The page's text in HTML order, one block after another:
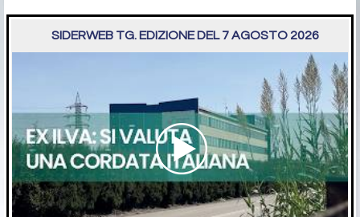
SIDERWEB TG. EDIZIONE DEL 7 AGOSTO 2026